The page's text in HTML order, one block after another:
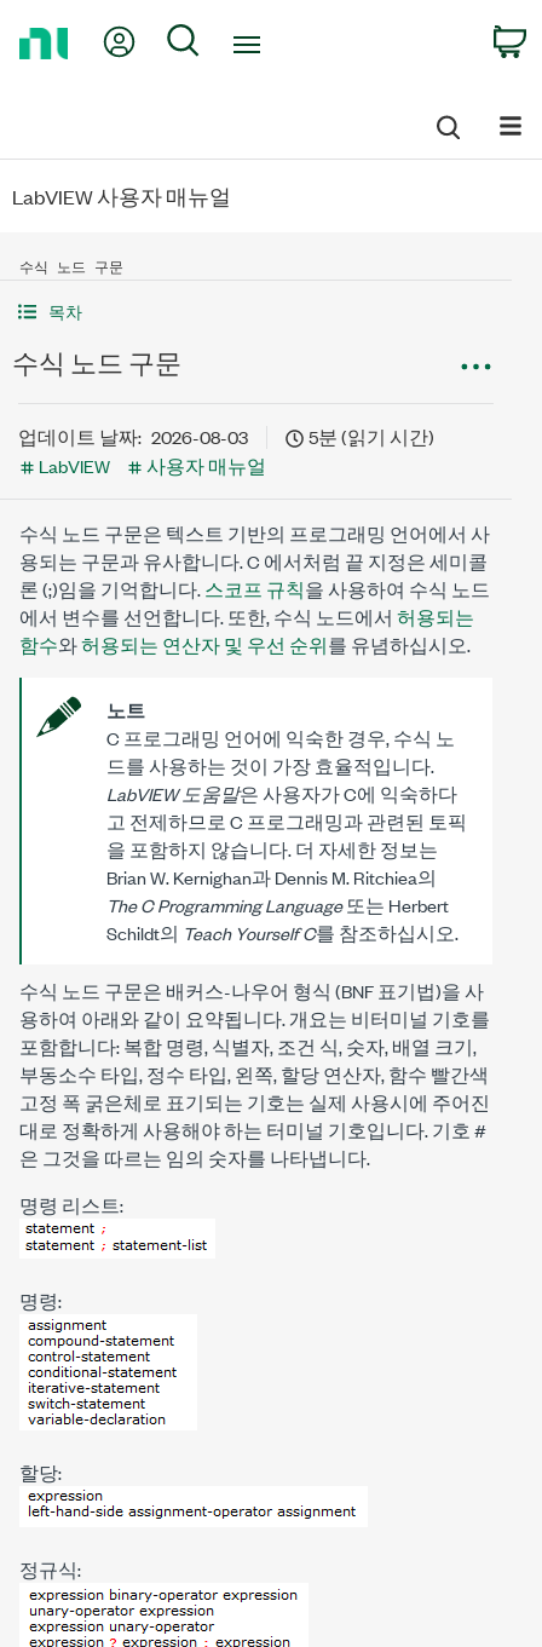
My Account
Search
LabVIEW 사용자 매뉴얼
수식 노드 구문
목차
수식 노드 구문
업데이트 날짜: 2026-08-03
5분 (읽기 시간)
LabVIEW
사용자 매뉴얼
수식 노드 구문은 텍스트 기반의 프로그래밍 언어에서 사
용되는 구문과 유사합니다. C 에서처럼 끝 지정은 세미콜
론 (;)임을 기억합니다.스코프 규칙을 사용하여 수식 노드
에서 변수를 선언합니다. 또한, 수식 노드에서 허용되는
함수와허용되는 연산자 및 우선 순위를 유념하십시오.
노트
C 프로그래밍 언어에 익숙한 경우, 수식 노
드를 사용하는 것이 가장 효율적입니다.
LabVIEW 도움말은 사용자가 C에 익숙하다
고 전제하므로 C 프로그래밍과 관련된 토픽
을 포함하지 않습니다. 더 자세한 정보는
Brian W. Kernighan과 Dennis M. Ritchiea의
The C Programming Language또는 Herbert
Schildt의 Teach Yourself C를 참조하십시오.
수식 노드 구문은 배커스-나우어 형식 (BNF 표기법)을 사
용하여 아래와 같이 요약됩니다. 개요는 비터미널 기호를
포함합니다: 복합 명령, 식별자, 조건 식, 숫자, 배열 크기,
부동소수 타입, 정수 타입, 왼쪽, 할당 연산자, 함수 빨간색
고정 폭 굵은체로 표기되는 기호는 실제 사용시에 주어진
대로 정확하게 사용해야 하는 터미널 기호입니다. 기호 #
은 그것을 따르는 임의 숫자를 나타냅니다.
명령 리스트:
명령:
할당:
정규식: